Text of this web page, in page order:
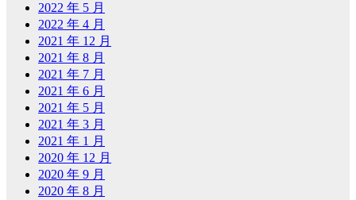
2022 年 5 月
2022 年 4 月
2021 年 12 月
2021 年 8 月
2021 年 7 月
2021 年 6 月
2021 年 5 月
2021 年 3 月
2021 年 1 月
2020 年 12 月
2020 年 9 月
2020 年 8 月